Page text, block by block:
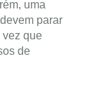
uma
parar
vez que
de